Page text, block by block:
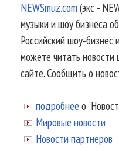
NEWSmuz.com(экс -
музыки и шоу бизнеса
Российский шоу-
можете читать новости
сайте. Сообщить о
подробнее о
Мировые новости
Новости партнеров